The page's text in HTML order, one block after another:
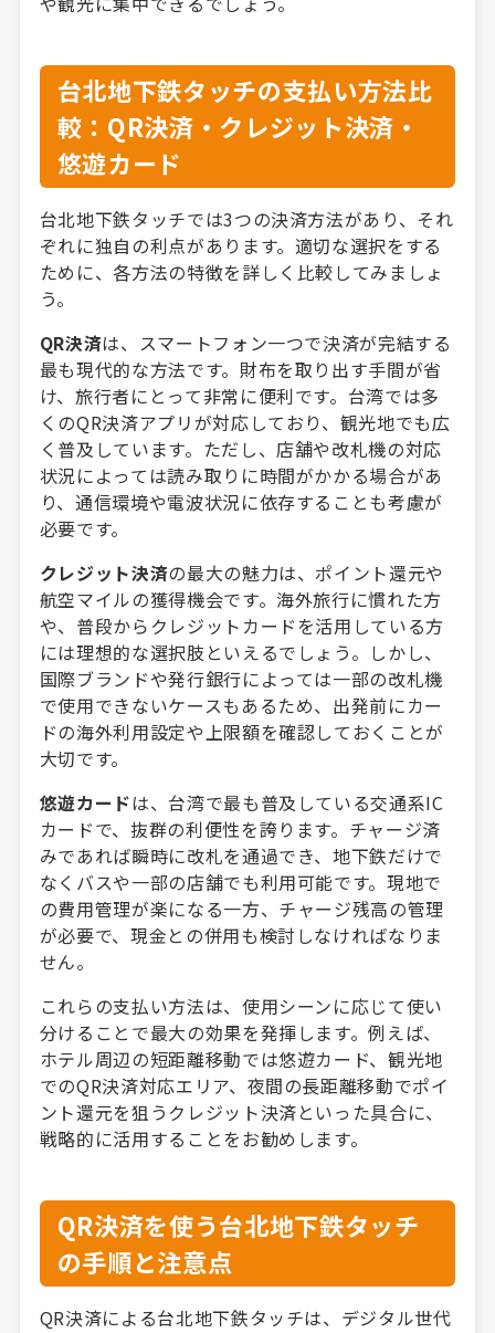
台北地下鉄タッチの支払い方法比
較：QR決済・クレジット決済・
悠遊カード
台北地下鉄タッチでは3つの決済方法があり、それ
ぞれに独自の利点があります。適切な選択をする
ために、各方法の特徴を詳しく比較してみましょ
う。
QR決済は、スマートフォン一つで決済が完結する
最も現代的な方法です。財布を取り出す手間が省
け、旅行者にとって非常に便利です。台湾では多
くのQR決済アプリが対応しており、観光地でも広
く普及しています。ただし、店舗や改札機の対応
状況によっては読み取りに時間がかかる場合があ
り、通信環境や電波状況に依存することも考慮が
必要です。
クレジット決済の最大の魅力は、ポイント還元や
航空マイルの獲得機会です。海外旅行に慣れた方
や、普段からクレジットカードを活用している方
には理想的な選択肢といえるでしょう。しかし、
国際ブランドや発行銀行によっては一部の改札機
で使用できないケースもあるため、出発前にカー
ドの海外利用設定や上限額を確認しておくことが
大切です。
悠遊カードは、台湾で最も普及している交通系IC
カードで、抜群の利便性を誇ります。チャージ済
みであれば瞬時に改札を通過でき、地下鉄だけで
なくバスや一部の店舗でも利用可能です。現地で
の費用管理が楽になる一方、チャージ残高の管理
が必要で、現金との併用も検討しなければなりま
せん。
これらの支払い方法は、使用シーンに応じて使い
分けることで最大の効果を発揮します。例えば、
ホテル周辺の短距離移動では悠遊カード、観光地
でのQR決済対応エリア、夜間の長距離移動でポイ
ント還元を狙うクレジット決済といった具合に、
戦略的に活用することをお勧めします。
QR決済を使う台北地下鉄タッチ
の手順と注意点
QR決済による台北地下鉄タッチは、デジタル世代